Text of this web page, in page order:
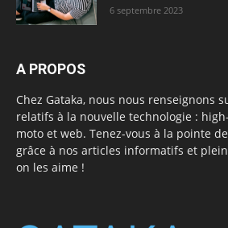
6 septembre 2023
A PROPOS
Chez Gataka, nous nous renseignons
relatifs à la nouvelle technologie :
moto et web. Tenez-vous à la pointe
grâce à nos articles informatifs et
on les aime !